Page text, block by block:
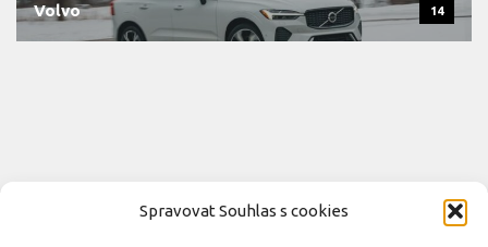
Spravovat Souhlas s cookies
Volvo 14